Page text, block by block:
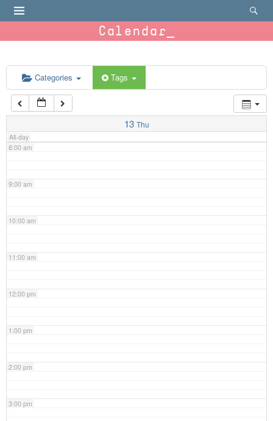
Calendar
Categories Tags
13 Thu
All-day
6:00 am
7:00 am
8:00 am
9:00 am
10:00 am
11:00 am
12:00 pm
1:00 pm
2:00 pm
3:00 pm